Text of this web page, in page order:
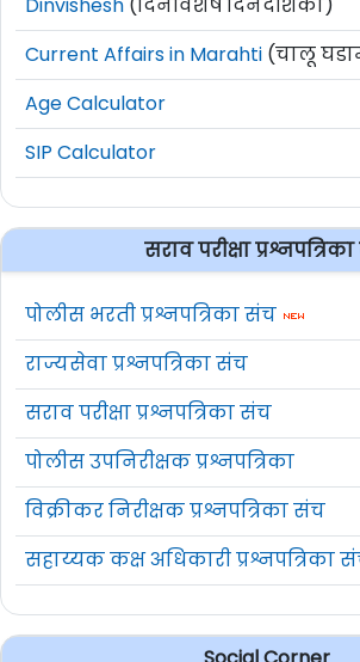
Current Affairs in Marahti (चालू
Age Calculator
SIP Calculator
सराव परीक्षा
पोलीस भरती प्रश्नपत्रिका संच
राज्यसेवा प्रश्नपत्रिका संच
सराव परीक्षा प्रश्नपत्रिका संच
पोलीस उपनिरीक्षक प्रश्नपत्रिका
विक्रीकर निरीक्षक प्रश्नपत्रिका संच
सहाय्यक कक्ष अधिकारी प्रश्नपत्रिका